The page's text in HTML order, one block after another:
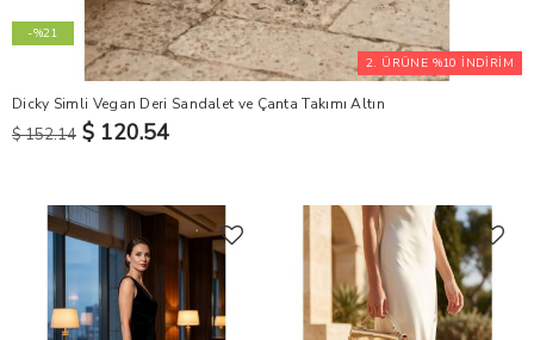
2. ÜRÜNE %10 İNDİRİM
-%21
Dicky Simli Vegan Deri Sandalet ve Çanta Takımı Altın
$ 152.14 $ 120.54